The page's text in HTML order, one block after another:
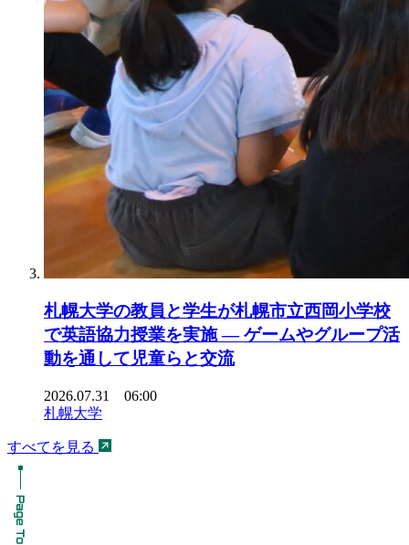
札幌大学の教員と学生が札幌市立西岡小学校
で英語協力授業を実施 ― ゲームやグループ活
動を通して児童らと交流
2026.07.31 06:00
札幌大学
すべてを見る